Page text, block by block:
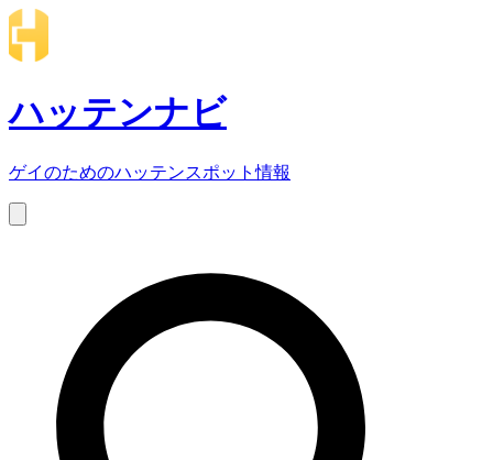
ハッテンナビ
ゲイのためのハッテンスポット情報